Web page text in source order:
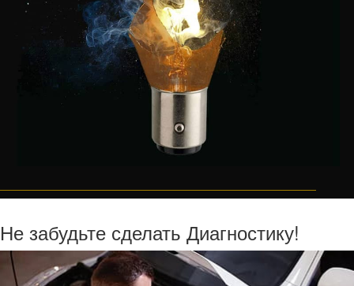
Не забудьте сделать Диагностику!